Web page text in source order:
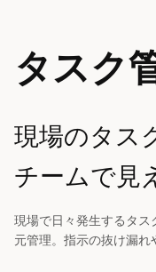
タスク
現場のタス
チームで見
現場で日々発生するタス
元管理。指示の抜け漏れ